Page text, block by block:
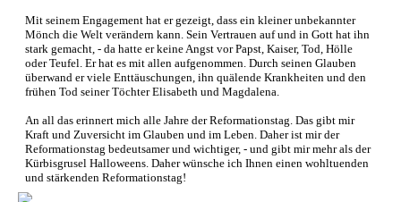
Mit seinem Engagement hat er gezeigt, dass ein kleiner unbekannter
Mönch die Welt verändern kann. Sein Vertrauen auf und in Gott hat ihn
stark gemacht, - da hatte er keine Angst vor Papst, Kaiser, Tod, Hölle
oder Teufel. Er hat es mit allen aufgenommen. Durch seinen Glauben
überwand er viele Enttäuschungen, ihn quälende Krankheiten und den
frühen Tod seiner Töchter Elisabeth und Magdalena.
An all das erinnert mich alle Jahre der Reformationstag. Das gibt mir
Kraft und Zuversicht im Glauben und im Leben. Daher ist mir der
Reformationstag bedeutsamer und wichtiger, - und gibt mir mehr als der
Kürbisgrusel Halloweens. Daher wünsche ich Ihnen einen wohltuenden
und stärkenden Reformationstag!